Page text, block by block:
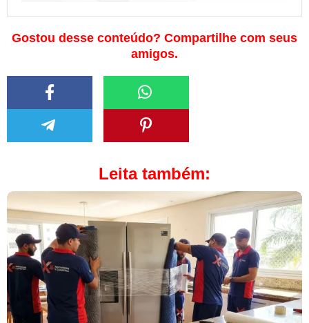
Gostou desse conteúdo? Compartilhe com seus
amigos.
Leita também: